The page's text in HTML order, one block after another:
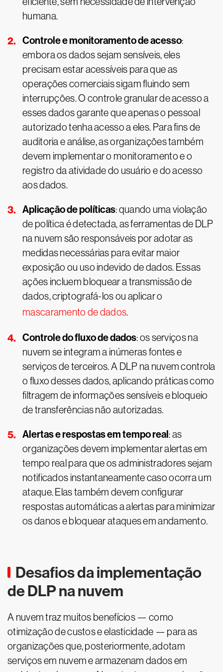
humana.
Controle e monitoramento de acesso:
embora os dados sejam sensíveis, eles
precisam estar acessíveis para que as
operações comerciais sigam fluindo sem
interrupções. O controle granular de acesso a
esses dados garante que apenas o pessoal
autorizado tenha acesso a eles. Para fins de
auditoria e análise, as organizações também
devem implementar o monitoramento e o
registro da atividade do usuário e do acesso
aos dados.
Aplicação de políticas: quando uma violação
de política é detectada, as ferramentas de DLP
na nuvem são responsáveis por adotar as
medidas necessárias para evitar maior
exposição ou uso indevido de dados. Essas
ações incluem bloquear a transmissão de
dados, criptografá-los ou aplicar o
mascaramento de dados.
Controle do fluxo de dados: os serviços na
nuvem se integram a inúmeras fontes e
serviços de terceiros. A DLP na nuvem controla
o fluxo desses dados, aplicando práticas como
filtragem de informações sensíveis e bloqueio
de transferências não autorizadas.
Alertas e respostas em tempo real: as
organizações devem implementar alertas em
tempo real para que os administradores sejam
notificados instantaneamente caso ocorra um
ataque. Elas também devem configurar
respostas automáticas a alertas para minimizar
os danos e bloquear ataques em andamento.
Desafios da implementação
de DLP na nuvem
A nuvem traz muitos benefícios — como
otimização de custos e elasticidade — para as
organizações que, posteriormente, adotam
serviços em nuvem e armazenam dados em